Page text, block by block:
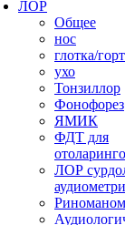
ЛОР
Общее
нос
глотка/
ухо
Тонзиллор
Фонофорез
ЯМИК
ФДТ для
ЛОР